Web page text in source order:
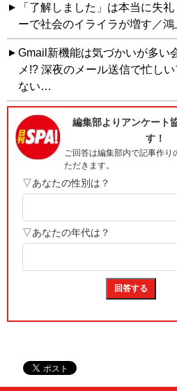
「了解しました」は本当に失
ーで社会のイライラが増す／鴻
Gmail新機能は気づかいが多い
メ!? 深夜のメール送信で忙しい
ない…